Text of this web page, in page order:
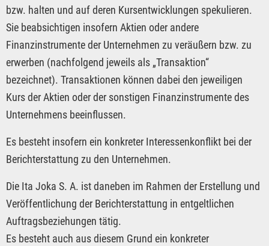
bzw. halten und auf deren Kursentwicklungen spekulieren.
Sie beabsichtigen insofern Aktien oder andere
Finanzinstrumente der Unternehmen zu veräußern bzw. zu
erwerben (nachfolgend jeweils als „Transaktion“
bezeichnet). Transaktionen können dabei den jeweiligen
Kurs der Aktien oder der sonstigen Finanzinstrumente des
Unternehmens beeinflussen.
Es besteht insofern ein konkreter Interessenkonflikt bei der
Berichterstattung zu den Unternehmen.
Die Ita Joka S. A. ist daneben im Rahmen der Erstellung und
Veröffentlichung der Berichterstattung in entgeltlichen
Auftragsbeziehungen tätig.
Es besteht auch aus diesem Grund ein konkreter